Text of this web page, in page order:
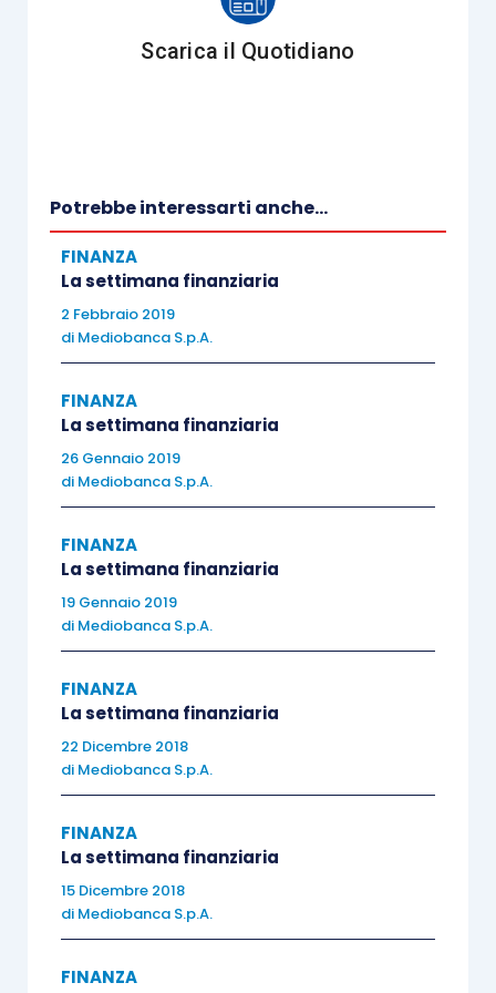
la riforma
fiscale avrà un effetto
spesa dei consumatori e le
fiduciose nell’investire,
anche beneficiando della
congiuntura mondiale in cui
rafforzarsi in modo
sincronizzato a livello
geografico.
dovrebbe sostenere la
produttività.
dell’inflazione, il
Governatore ha dichiarato
che l’inflazioneè rimasta
nel corso del 2017
effetto di fattori
temporanei che non si
ripeterannoe pertanto è
ragionevole attendersi che
la crescita dei prezzi
raggiungerà il target
mantenendosi in un intono
mentre la solidità del
Scarica il Quotidiano
Potrebbe interessarti anche...
FINANZA
La settimana finanziaria
2 Febbraio 2019
di Mediobanca S.p.A.
FINANZA
La settimana finanziaria
26 Gennaio 2019
di Mediobanca S.p.A.
FINANZA
La settimana finanziaria
19 Gennaio 2019
di Mediobanca S.p.A.
FINANZA
La settimana finanziaria
22 Dicembre 2018
di Mediobanca S.p.A.
FINANZA
La settimana finanziaria
15 Dicembre 2018
di Mediobanca S.p.A.
FINANZA